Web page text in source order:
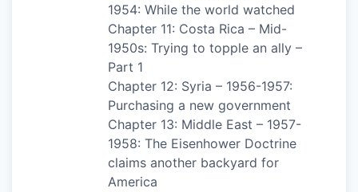
1954: While the world watched
Chapter 11: Costa Rica – Mid-
1950s: Trying to topple an ally –
Part 1
Chapter 12: Syria – 1956-1957:
Purchasing a new government
Chapter 13: Middle East – 1957-
1958: The Eisenhower Doctrine
claims another backyard for
America